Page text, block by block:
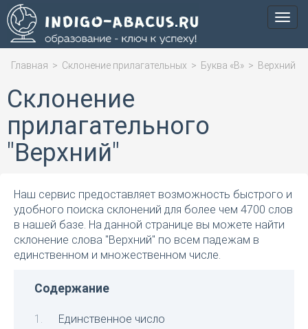
Меню
Главная > Склонение прилагательных > Буква «В» > Верхний
Склонение
прилагательного
"Верхний"
Наш сервис предоставляет возможность быстрого и
удобного поиска склонений для более чем 4700 слов
в нашей базе. На данной странице вы можете найти
склонение слова "Верхний" по всем падежам в
единственном и множественном числе.
Содержание
Единственное число